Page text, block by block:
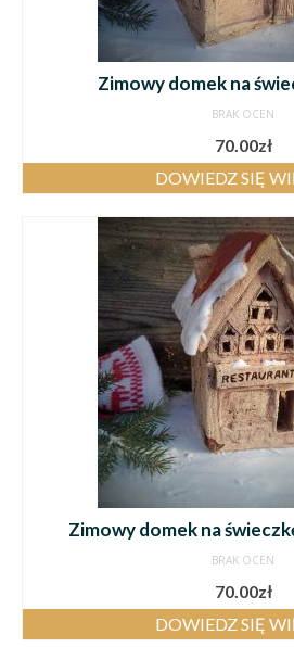
Zimowy domek na
BRAK OCEN
70.00zł
DOWIEDZ SIĘ
Zimowy domek na
BRAK OCEN
70.00zł
DOWIEDZ SIĘ